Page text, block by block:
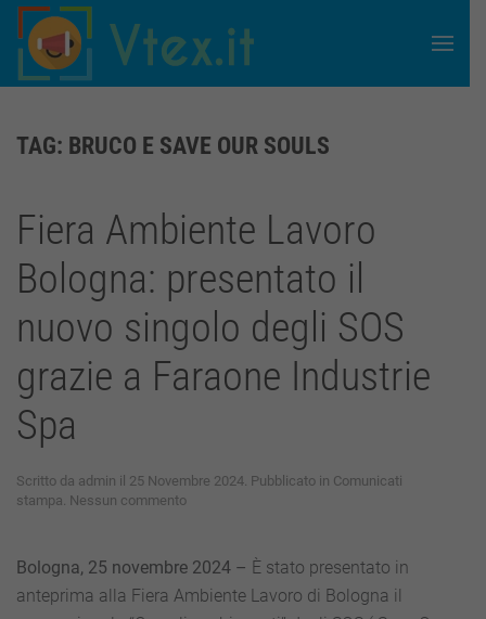
Skip to main content
TAG: BRUCO E SAVE OUR SOULS
Fiera Ambiente Lavoro
Bologna: presentato il
nuovo singolo degli SOS
grazie a Faraone Industrie
Spa
Scritto da admin il 25 Novembre 2024. Pubblicato in Comunicati
stampa. Nessun commentosu
Lavoro
Bologna:
presentato
Bologna, 25 novembre 2024 – È stato presentato in
anteprima alla Fiera Ambiente Lavoro di Bologna il